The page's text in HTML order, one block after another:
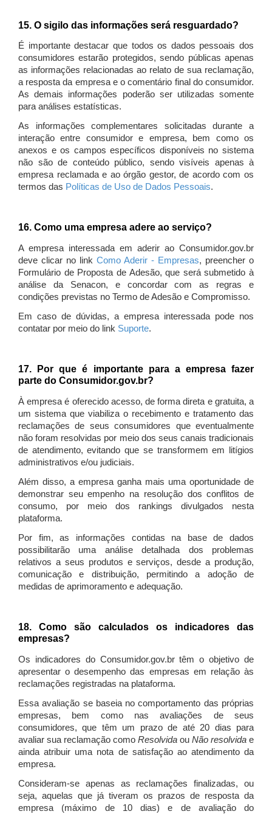
15. O sigilo das informações será resguardado?
É importante destacar que todos os dados pessoais dos
consumidores estarão protegidos, sendo públicas apenas
as informações relacionadas ao relato de sua reclamação,
a resposta da empresa e o comentário final do consumidor.
As demais informações poderão ser utilizadas somente
para análises estatísticas.
As informações complementares solicitadas durante a
interação entre consumidor e empresa, bem como os
anexos e os campos específicos disponíveis no sistema
não são de conteúdo público, sendo visíveis apenas à
empresa reclamada e ao órgão gestor, de acordo com os
termos das Políticas de Uso de Dados Pessoais.
16. Como uma empresa adere ao serviço?
A empresa interessada em aderir ao Consumidor.gov.br
deve clicar no link Como Aderir - Empresas, preencher o
Formulário de Proposta de Adesão, que será submetido à
análise da Senacon, e concordar com as regras e
condições previstas no Termo de Adesão e Compromisso.
Em caso de dúvidas, a empresa interessada pode nos
contatar por meio do link Suporte.
17. Por que é importante para a empresa fazer
parte do Consumidor.gov.br?
À empresa é oferecido acesso, de forma direta e gratuita, a
um sistema que viabiliza o recebimento e tratamento das
reclamações de seus consumidores que eventualmente
não foram resolvidas por meio dos seus canais tradicionais
de atendimento, evitando que se transformem em litígios
administrativos e/ou judiciais.
Além disso, a empresa ganha mais uma oportunidade de
demonstrar seu empenho na resolução dos conflitos de
consumo, por meio dos rankings divulgados nesta
plataforma.
Por fim, as informações contidas na base de dados
possibilitarão uma análise detalhada dos problemas
relativos a seus produtos e serviços, desde a produção,
comunicação e distribuição, permitindo a adoção de
medidas de aprimoramento e adequação.
18. Como são calculados os indicadores das
empresas?
Os indicadores do Consumidor.gov.br têm o objetivo de
apresentar o desempenho das empresas em relação às
reclamações registradas na plataforma.
Essa avaliação se baseia no comportamento das próprias
empresas, bem como nas avaliações de seus
consumidores, que têm um prazo de até 20 dias para
avaliar sua reclamação como Resolvida ou Não resolvida e
ainda atribuir uma nota de satisfação ao atendimento da
empresa.
Consideram-se apenas as reclamações finalizadas, ou
seja, aquelas que já tiveram os prazos de resposta da
empresa (máximo de 10 dias) e de avaliação do